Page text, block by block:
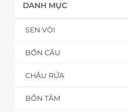
DANH MỤC
SEN VÒI
BỒN CẦU
CHẬU RỬA
BỒN TẮM